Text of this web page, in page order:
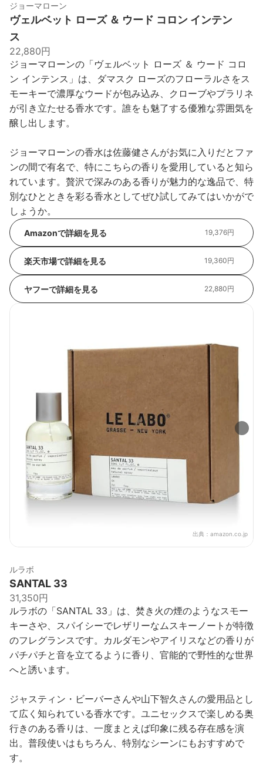
ジョーマローン
ヴェルベット ローズ ＆ ウード コロン インテン
ス
22,880円
ジョーマローンの「ヴェルベット ローズ ＆ ウード コロ
ン インテンス」は、ダマスク ローズのフローラルさをス
モーキーで濃厚なウードが包み込み、クローブやプラリネ
が引き立たせる香水です。誰をも魅了する優雅な雰囲気を
醸し出します。
ジョーマローンの香水は佐藤健さんがお気に入りだとファ
ンの間で有名で、特にこちらの香りを愛用していると知ら
れています。贅沢で深みのある香りが魅力的な逸品で、特
別なひとときを彩る香水としてぜひ試してみてはいかがで
しょうか。
Amazonで詳細を見る 19,376円
楽天市場で詳細を見る 19,360円
ヤフーで詳細を見る 22,880円
出典： amazon.co.jp
ルラボ
SANTAL 33
31,350円
ルラボの「SANTAL 33」は、焚き火の煙のようなスモー
キーさや、スパイシーでレザリーなムスキーノートが特徴
のフレグランスです。カルダモンやアイリスなどの香りが
パチパチと音を立てるように香り、官能的で野性的な世界
へと誘います。
ジャスティン・ビーバーさんや山下智久さんの愛用品とし
て広く知られている香水です。ユニセックスで楽しめる奥
行きのある香りは、一度まとえば印象に残る存在感を演
出。普段使いはもちろん、特別なシーンにもおすすめで
す。